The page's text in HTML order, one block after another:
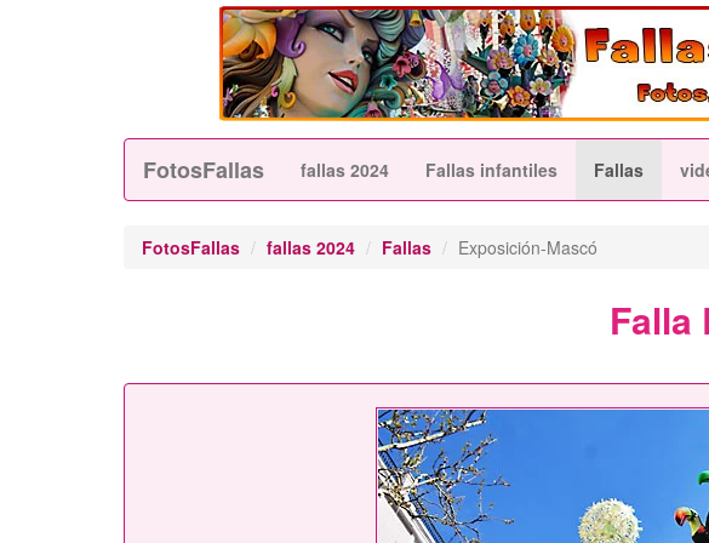
FotosFallas fallas 2024 Fallas infantiles Fallas
FotosFallas fallas 2024 Fallas Exposición-Mascó
Falla